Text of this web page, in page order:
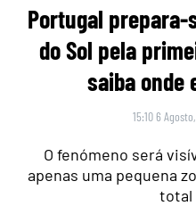
Portugal
do Sol pela
saiba onde
15:10 6
O fenómeno será
apenas uma pequena
total